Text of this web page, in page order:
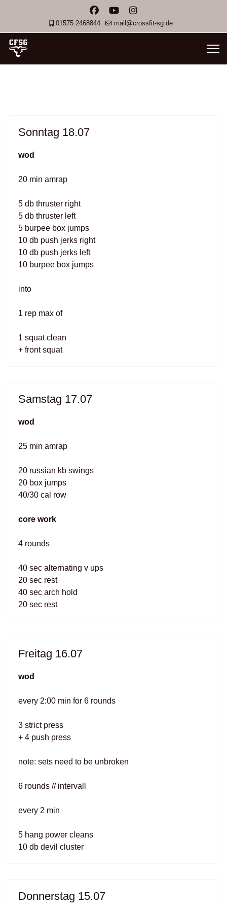
01575 2468844 mail@crossfit-sg.de
Sonntag 18.07
wod
20 min amrap
5 db thruster right
5 db thruster left
5 burpee box jumps
10 db push jerks right
10 db push jerks left
10 burpee box jumps
into
1 rep max of
1 squat clean
+ front squat
Samstag 17.07
wod
25 min amrap
20 russian kb swings
20 box jumps
40/30 cal row
core work
4 rounds
40 sec alternating v ups
20 sec rest
40 sec arch hold
20 sec rest
Freitag 16.07
wod
every 2:00 min for 6 rounds
3 strict press
+ 4 push press
note: sets need to be unbroken
6 rounds // intervall
every 2 min
5 hang power cleans
10 db devil cluster
Donnerstag 15.07